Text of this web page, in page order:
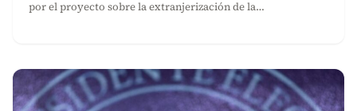
por el proyecto sobre la extranjerización de la…